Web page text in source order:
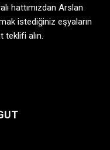
hattımızdan Arslan
istediğiniz eşyaların
teklifi alın.